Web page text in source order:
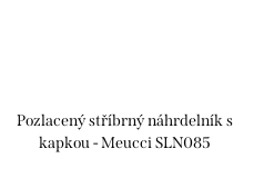
Pozlacený stříbrný náhrdelník s
kapkou - Meucci SLN085